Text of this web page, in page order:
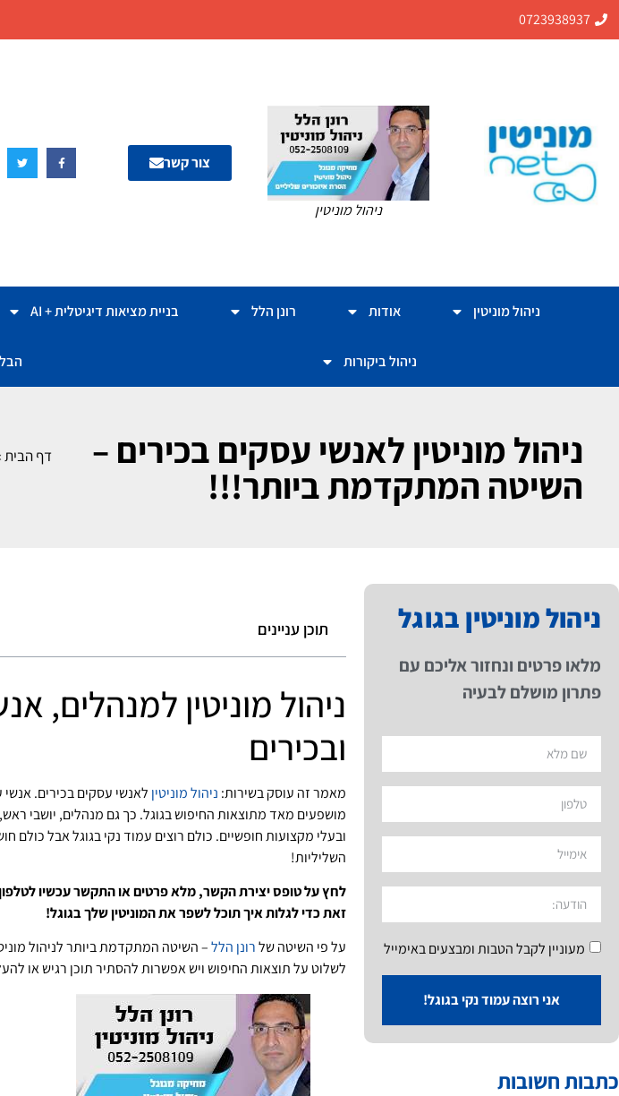
0723938937
ניהול מוניטין
צור קשר
ניהול מוניטין אודות רונן הלל בניית מציאות דיגיטלית + AI
ניהול ביקורות
ניהול מוניטין לאנשי עסקים בכירים –
השיטה המתקדמת ביותר!!!
דף הבית
ניהול מוניטין בגוגל
מלאו פרטים ונחזור אליכם עם
פתרון מושלם לבעיה
מעוניין לקבל הטבות ומבצעים באימייל
אני רוצה עמוד נקי בגוגל!
כתבות חשובות
תוכן עניינים
ניהול מוניטין למנהלים,
ובכירים
מאמר זה עוסק בשירות: ניהול מוניטין לאנשי עסקים בכירים. אנשי
מושפעים מאד מתוצאות החיפוש בגוגל. כך גם מנהלים, יושבי ראש,
ובעלי מקצועות חופשיים. כולם רוצים עמוד נקי בגוגל אבל כולם
השליליות!
לחץ על טופס יצירת הקשר, מלא פרטים או התקשר עכשיו
זאת כדי לגלות איך תוכל לשפר את המוניטין שלך בגוגל!
על פי השיטה שלרונן הלל– השיטה המתקדמת ביותר לניהול
לשלוט על תוצאות החיפוש ויש אפשרות להסתיר תוכן רגיש או